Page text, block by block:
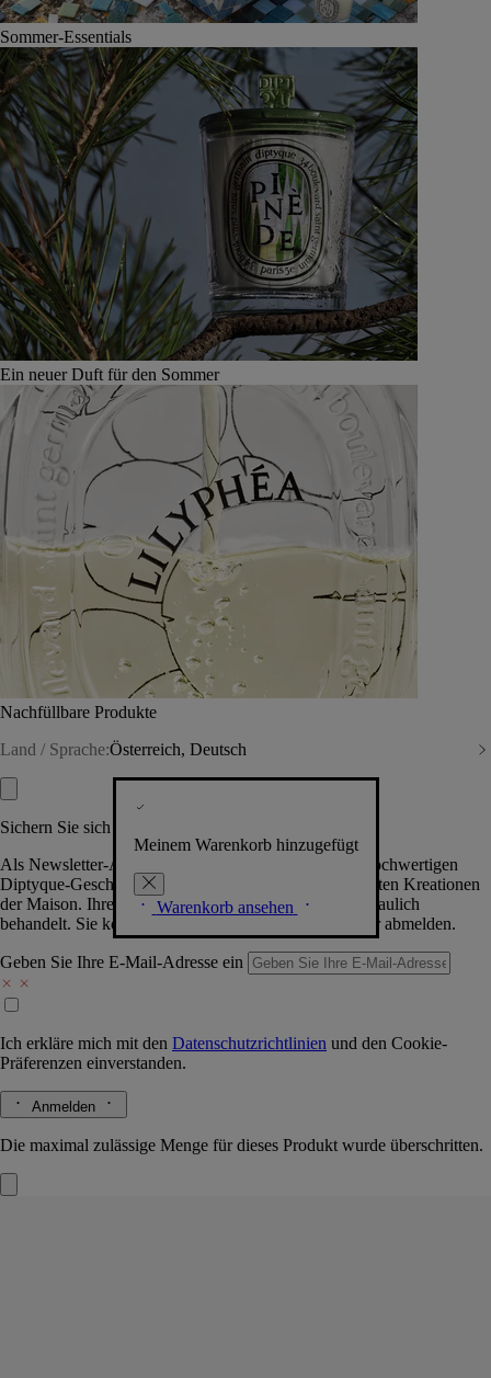
Sommer-Essentials
Ein neuer Duft für den Sommer
Nachfüllbare Produkte
Land / Sprache:Österreich, Deutsch
Meinem Warenkorb hinzugefügt
Warenkorb ansehen
Sichern Sie sich exklusive Vorteile
Als Newsletter-Abonnent.in erhalten Sie Zugang zu hochwertigen
Diptyque-Geschenken, Events & News über die neuesten Kreationen
der Maison. Ihre Daten werden selbstverständlich vertraulich
behandelt. Sie können sich jederzeit problemlos wieder abmelden.
Geben Sie Ihre E-Mail-Adresse ein
Ich erkläre mich mit den Datenschutzrichtlinien und den Cookie-
Präferenzen einverstanden.
Anmelden
Die maximal zulässige Menge für dieses Produkt wurde überschritten.